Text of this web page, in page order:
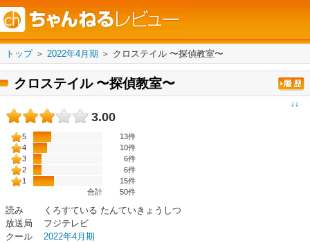
トップ＞ 2022年4月期 ＞ クロステイル 〜探偵教室〜
クロステイル 〜探偵教室〜
↓↓
3.00
5
13件
4
10件
3
6件
2
6件
1
15件
合計
50件
読み
くろすている たんていきょうしつ
放送局
フジテレビ
クール
2022年4月期